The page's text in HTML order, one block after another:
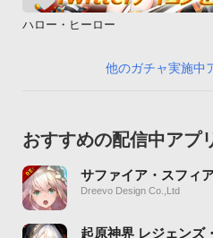
ハロー・ヒーロー
他のガチャ実施中
おすすめの配信中アプ
サファイア・スフィ
Dreevo Design Co.,Ltd
起原神界 レジェンズ